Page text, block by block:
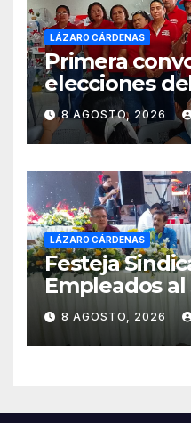
LÁZARO CÁRDENAS
Primera
elecciones
Ocampo en
el domingo
8 AGOSTO, 2026
LÁZARO CÁRDENAS
Festeja
Empleados al
Empleado
8 AGOSTO, 2026